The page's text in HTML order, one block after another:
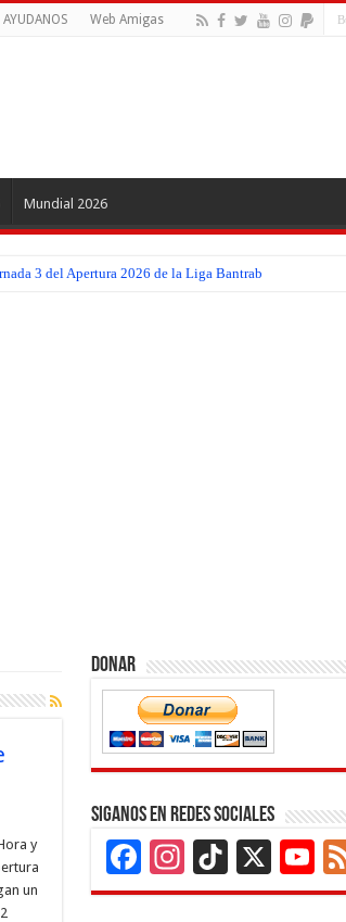
AYUDANOS Web Amigas
Mundial 2026
3 del Apertura 2026 de la Liga Bantrab
2 de la Copa Centroamericana 2026
y
un
Donar
Siganos en Redes Sociales
Facebook
Instagram
TikTok
X